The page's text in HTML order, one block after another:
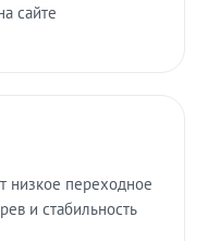
сайте
низкое переходное
и стабильность